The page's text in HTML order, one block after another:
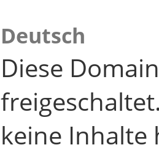
Deutsch
Diese
keine Inhalte